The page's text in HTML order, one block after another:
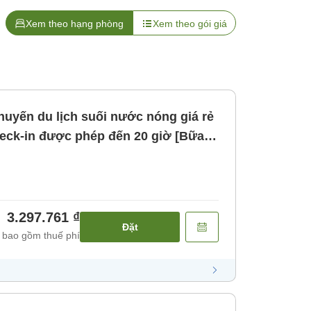
Xem theo hạng phòng Xem theo gói giá
du lịch suối nước nóng giá rẻ
in được phép đến 20 giờ [Bữa
3.297.761 ₫
gồm thuế phí
Đặt